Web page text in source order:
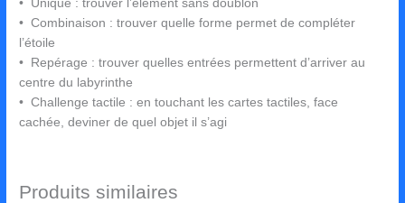
• Unique : trouver l’élément sans doublon
• Combinaison : trouver quelle forme permet de compléter
l’étoile
• Repérage : trouver quelles entrées permettent d’arriver au
centre du labyrinthe
• Challenge tactile : en touchant les cartes tactiles, face
cachée, deviner de quel objet il s’agi
Produits similaires